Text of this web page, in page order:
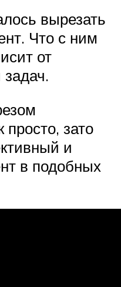
вырезать
Что с ним
от
просто, зато
и
в подобных